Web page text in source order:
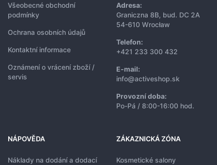
Všeobecné obchodní
podmínky
Ochrana osobních údajů
Kontaktní informace
Oznámení o vrácení zboží /
servis
Adresa:
Graniczna 8B, bud. DC 2A
54-610 Wrocław
Telefon:
+421 233 300 432
E-mail:
info@activeshop.sk
Provozní doba:
Po-Pá / 8:00-16:00 hod.
NÁPOVĚDA
Náklady na dodání a dodací
ZÁKAZNICKÁ ZÓNA
Kosmetické salony